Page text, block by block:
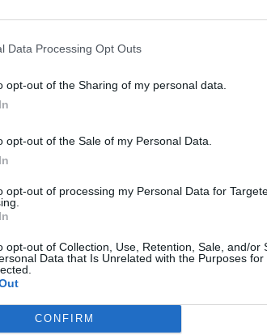
Data Processing Opt Outs
opt-out of the Sharing of my personal data.
opt-out of the Sale of my Personal Data.
opt-out of processing my Personal Data for
opt-out of Collection, Use, Retention, Sale, and/or
Data that Is Unrelated with the Purposes for
CONFIRM
ad
Ziua Independenței, a avut loc miercuri
Bode (51 de ani),fost ministru și fost
la eveniment, plus un text scurt, în stilul bla-
Nicolae Ciucă, fostul său șef de partid,
totale, concretizată în datorii de peste